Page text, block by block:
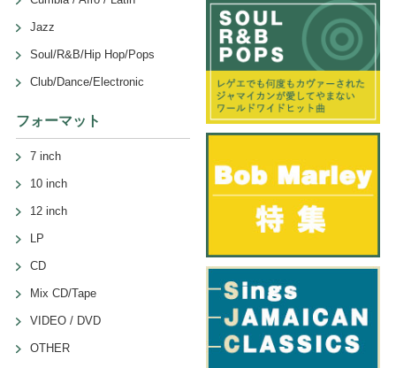
Jazz
Soul/R&B/Hip Hop/Pops
Club/Dance/Electronic
フォーマット
7 inch
10 inch
12 inch
LP
CD
Mix CD/Tape
VIDEO / DVD
OTHER